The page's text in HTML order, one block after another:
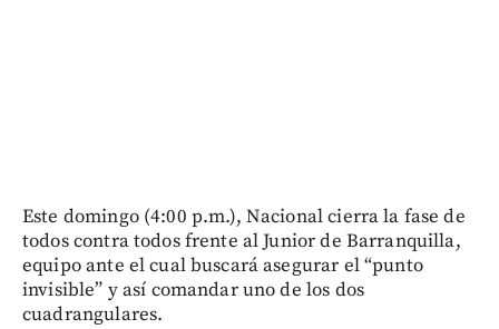
Este domingo (4:00 p.m.), Nacional cierra la fase de
todos contra todos frente al Junior de Barranquilla,
equipo ante el cual buscará asegurar el “punto
invisible” y así comandar uno de los dos
cuadrangulares.